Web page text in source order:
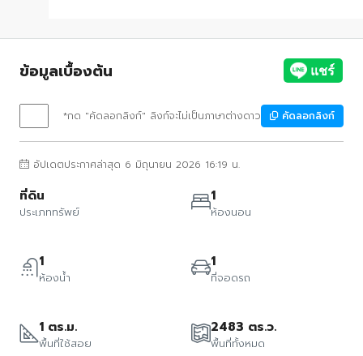
ข้อมูลเบื้องต้น
*กด "คัดลอกลิงก์" ลิงก์จะไม่เป็นภาษาต่างดาว คัดลอกลิงก์
อัปเดตประกาศล่าสุด 6 มิถุนายน 2026 16:19 น.
ที่ดิน
ประเภททรัพย์
1
ห้องนอน
1
ห้องน้ำ
1
ที่จอดรถ
1 ตร.ม.
พื้นที่ใช้สอย
2483 ตร.ว.
พื้นที่ทั้งหมด